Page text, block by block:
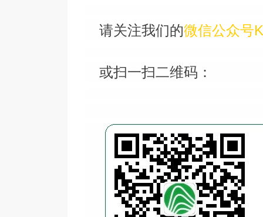
请关注我们的微信公众号
或扫一扫二维码：